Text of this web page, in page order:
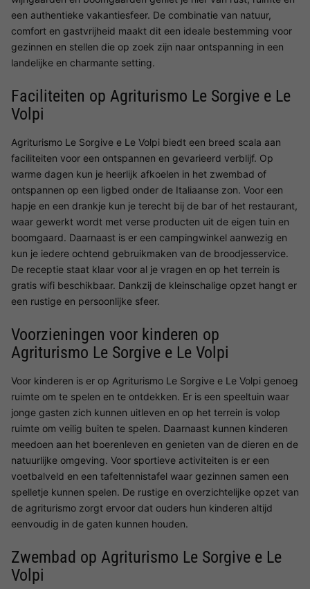
een authentieke vakantiesfeer. De combinatie van natuur,
comfort en gastvrijheid maakt dit een ideale bestemming voor
gezinnen en stellen die op zoek zijn naar ontspanning in een
landelijke en charmante setting.
Faciliteiten op Agriturismo Le Sorgive e Le
Volpi
Agriturismo Le Sorgive e Le Volpi biedt een breed scala aan
faciliteiten voor een ontspannen en gevarieerd verblijf. Op
warme dagen kun je heerlijk afkoelen in het zwembad of
ontspannen op een ligbed onder de Italiaanse zon. Voor een
hapje en een drankje kun je terecht bij de bar of het restaurant,
waar gewerkt wordt met verse producten uit de eigen tuin en
boomgaard. Daarnaast is er een campingwinkel aanwezig en
kun je iedere ochtend gebruikmaken van de broodjesservice.
De receptie staat klaar voor al je vragen en op het terrein is
gratis wifi beschikbaar. Dankzij de kleinschalige opzet hangt er
een rustige en persoonlijke sfeer.
Voorzieningen voor kinderen op
Agriturismo Le Sorgive e Le Volpi
Voor kinderen is er op Agriturismo Le Sorgive e Le Volpi genoeg
ruimte om te spelen en te ontdekken. Er is een speeltuin waar
jonge gasten zich kunnen uitleven en op het terrein is volop
ruimte om veilig buiten te spelen. Daarnaast kunnen kinderen
meedoen aan het boerenleven en genieten van de dieren en de
natuurlijke omgeving. Voor sportieve activiteiten is er een
voetbalveld en een tafeltennistafel waar gezinnen samen een
spelletje kunnen spelen. De rustige en overzichtelijke opzet van
de agriturismo zorgt ervoor dat ouders hun kinderen altijd
eenvoudig in de gaten kunnen houden.
Zwembad op Agriturismo Le Sorgive e Le
Volpi